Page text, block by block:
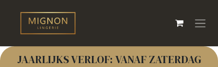
JAARLIJKS VERLOF: VANAF ZATERDAG